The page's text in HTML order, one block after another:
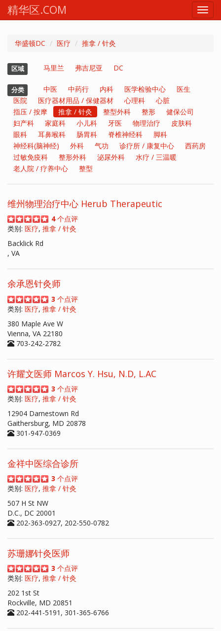
精华区.COM
华盛顿DC 医疗 推拿 / 针灸
区域 马里兰 弗吉尼亚 DC
分类 中医 中药行 内科 医学检验中心
医生
医院
医疗器材用品 / 保健器材 心理科
心脏
指压 / 按摩
推拿 / 针灸 整型外科 整形
健保公司
妇产科
家庭科 小儿科 牙医 物理治疗
皮肤科
眼科
耳鼻喉科 肠胃科 脊椎神经科
脚科
神经科(脑神经)
外科 气功 诊疗所 / 康复中心
西药房
过敏免疫科
整形外科 泌尿外科
水疗 / 三温暖
老人院 / 疗养中心
整型
维州物理治疗中心 Herub Therapeutic
4个点评
类别: 医疗, 推拿 / 针灸
Backlick Rd
, VA
余承恩针灸师
3 个点评
类别: 医疗, 推拿 / 针灸
380 Maple Ave W
Vienna, VA 22180
703-242-2782
许耀文医师 Marcos Y. Hsu, N.D, L.AC
3 个点评
类别: 医疗, 推拿 / 针灸
12904 Darnestown Rd
Gaithersburg, MD 20878
301-947-0369
金祥中医综合诊所
3 个点评
类别: 医疗, 推拿 / 针灸
507 H St NW
D.C., DC 20001
202-363-0927, 202-550-0782
苏珊娜针灸医师
3 个点评
类别: 医疗, 推拿 / 针灸
202 1st St
Rockville, MD 20851
202-441-5191, 301-365-6766